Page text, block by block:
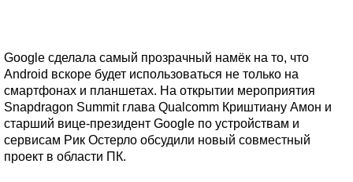
Google сделала самый прозрачный намёк на то, что
Android вскоре будет использоваться не только на
смартфонах и планшетах. На открытии мероприятия
Snapdragon Summit глава Qualcomm Криштиану Амон и
старший вице-президент Google по устройствам и
сервисам Рик Остерло обсудили новый совместный
проект в области ПК.